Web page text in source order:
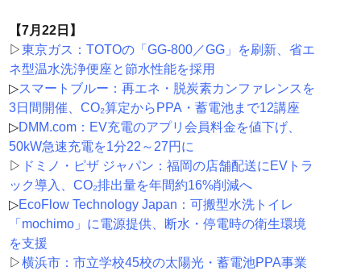
【7月22日】
▷東京ガス：TOTOの「GG-800／GG」を刷新、省エ
ネ型温水洗浄便座と節水性能を採用
▷スマートブルー：再エネ・脱炭素カンファレンスを
3日間開催、CO₂算定からPPA・蓄電池まで12講座
▷DMM.com：EV充電のアプリ会員料金を値下げ、
50kW急速充電を1分22～27円に
▷ ドミノ・ピザ ジャパン：福岡の店舗配送にEVトラ
ック導入、CO₂排出量を年間約16%削減へ
▷EcoFlow Technology Japan：可搬型水洗トイレ
「mochimo」に電源提供、断水・停電時の衛生環境
を支援
▷横浜市：市立学校45校の太陽光・蓄電池PPA事業